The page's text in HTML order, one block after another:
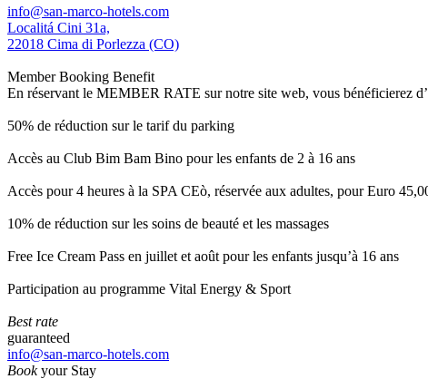
info@san-marco-hotels.com
Localitá Cini 31a,
22018 Cima di Porlezza (CO)
Member Booking Benefit
En réservant le MEMBER RATE sur notre site web, vous bénéficierez
50% de réduction sur le tarif du parking
Accès au Club Bim Bam Bino pour les enfants de 2 à 16 ans
Accès pour 4 heures à la SPA CEò, réservée aux adultes, pour Euro
10% de réduction sur les soins de beauté et les massages
Free Ice Cream Pass en juillet et août pour les enfants jusqu’à 16 ans
Participation au programme Vital Energy & Sport
Best rate
guaranteed
info@san-marco-hotels.com
Bookyour Stay